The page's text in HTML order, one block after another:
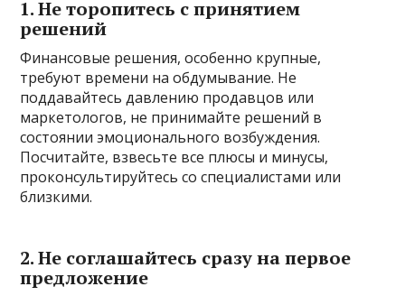
1. Не торопитесь с принятием
решений
Финансовые решения, особенно крупные,
требуют времени на обдумывание. Не
поддавайтесь давлению продавцов или
маркетологов, не принимайте решений в
состоянии эмоционального возбуждения.
Посчитайте, взвесьте все плюсы и минусы,
проконсультируйтесь со специалистами или
близкими.
2. Не соглашайтесь сразу на первое
предложение